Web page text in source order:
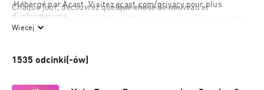
Chaque jour, découvrez quelque chose de nouveau et
d'enrichissant, que ce soit sur l’histoire, les sciences, les arts
ou les mystères de notre monde.
  Que vous soyez en quête de la connaissance suprême ou que
vous aimiez simplement apprendre de nouvelles anecdotes pour
Hébergé par Acast. Visitez acast.com/privacy pour plus
d'informations.
Więcej
1535 odcinki(-ów)